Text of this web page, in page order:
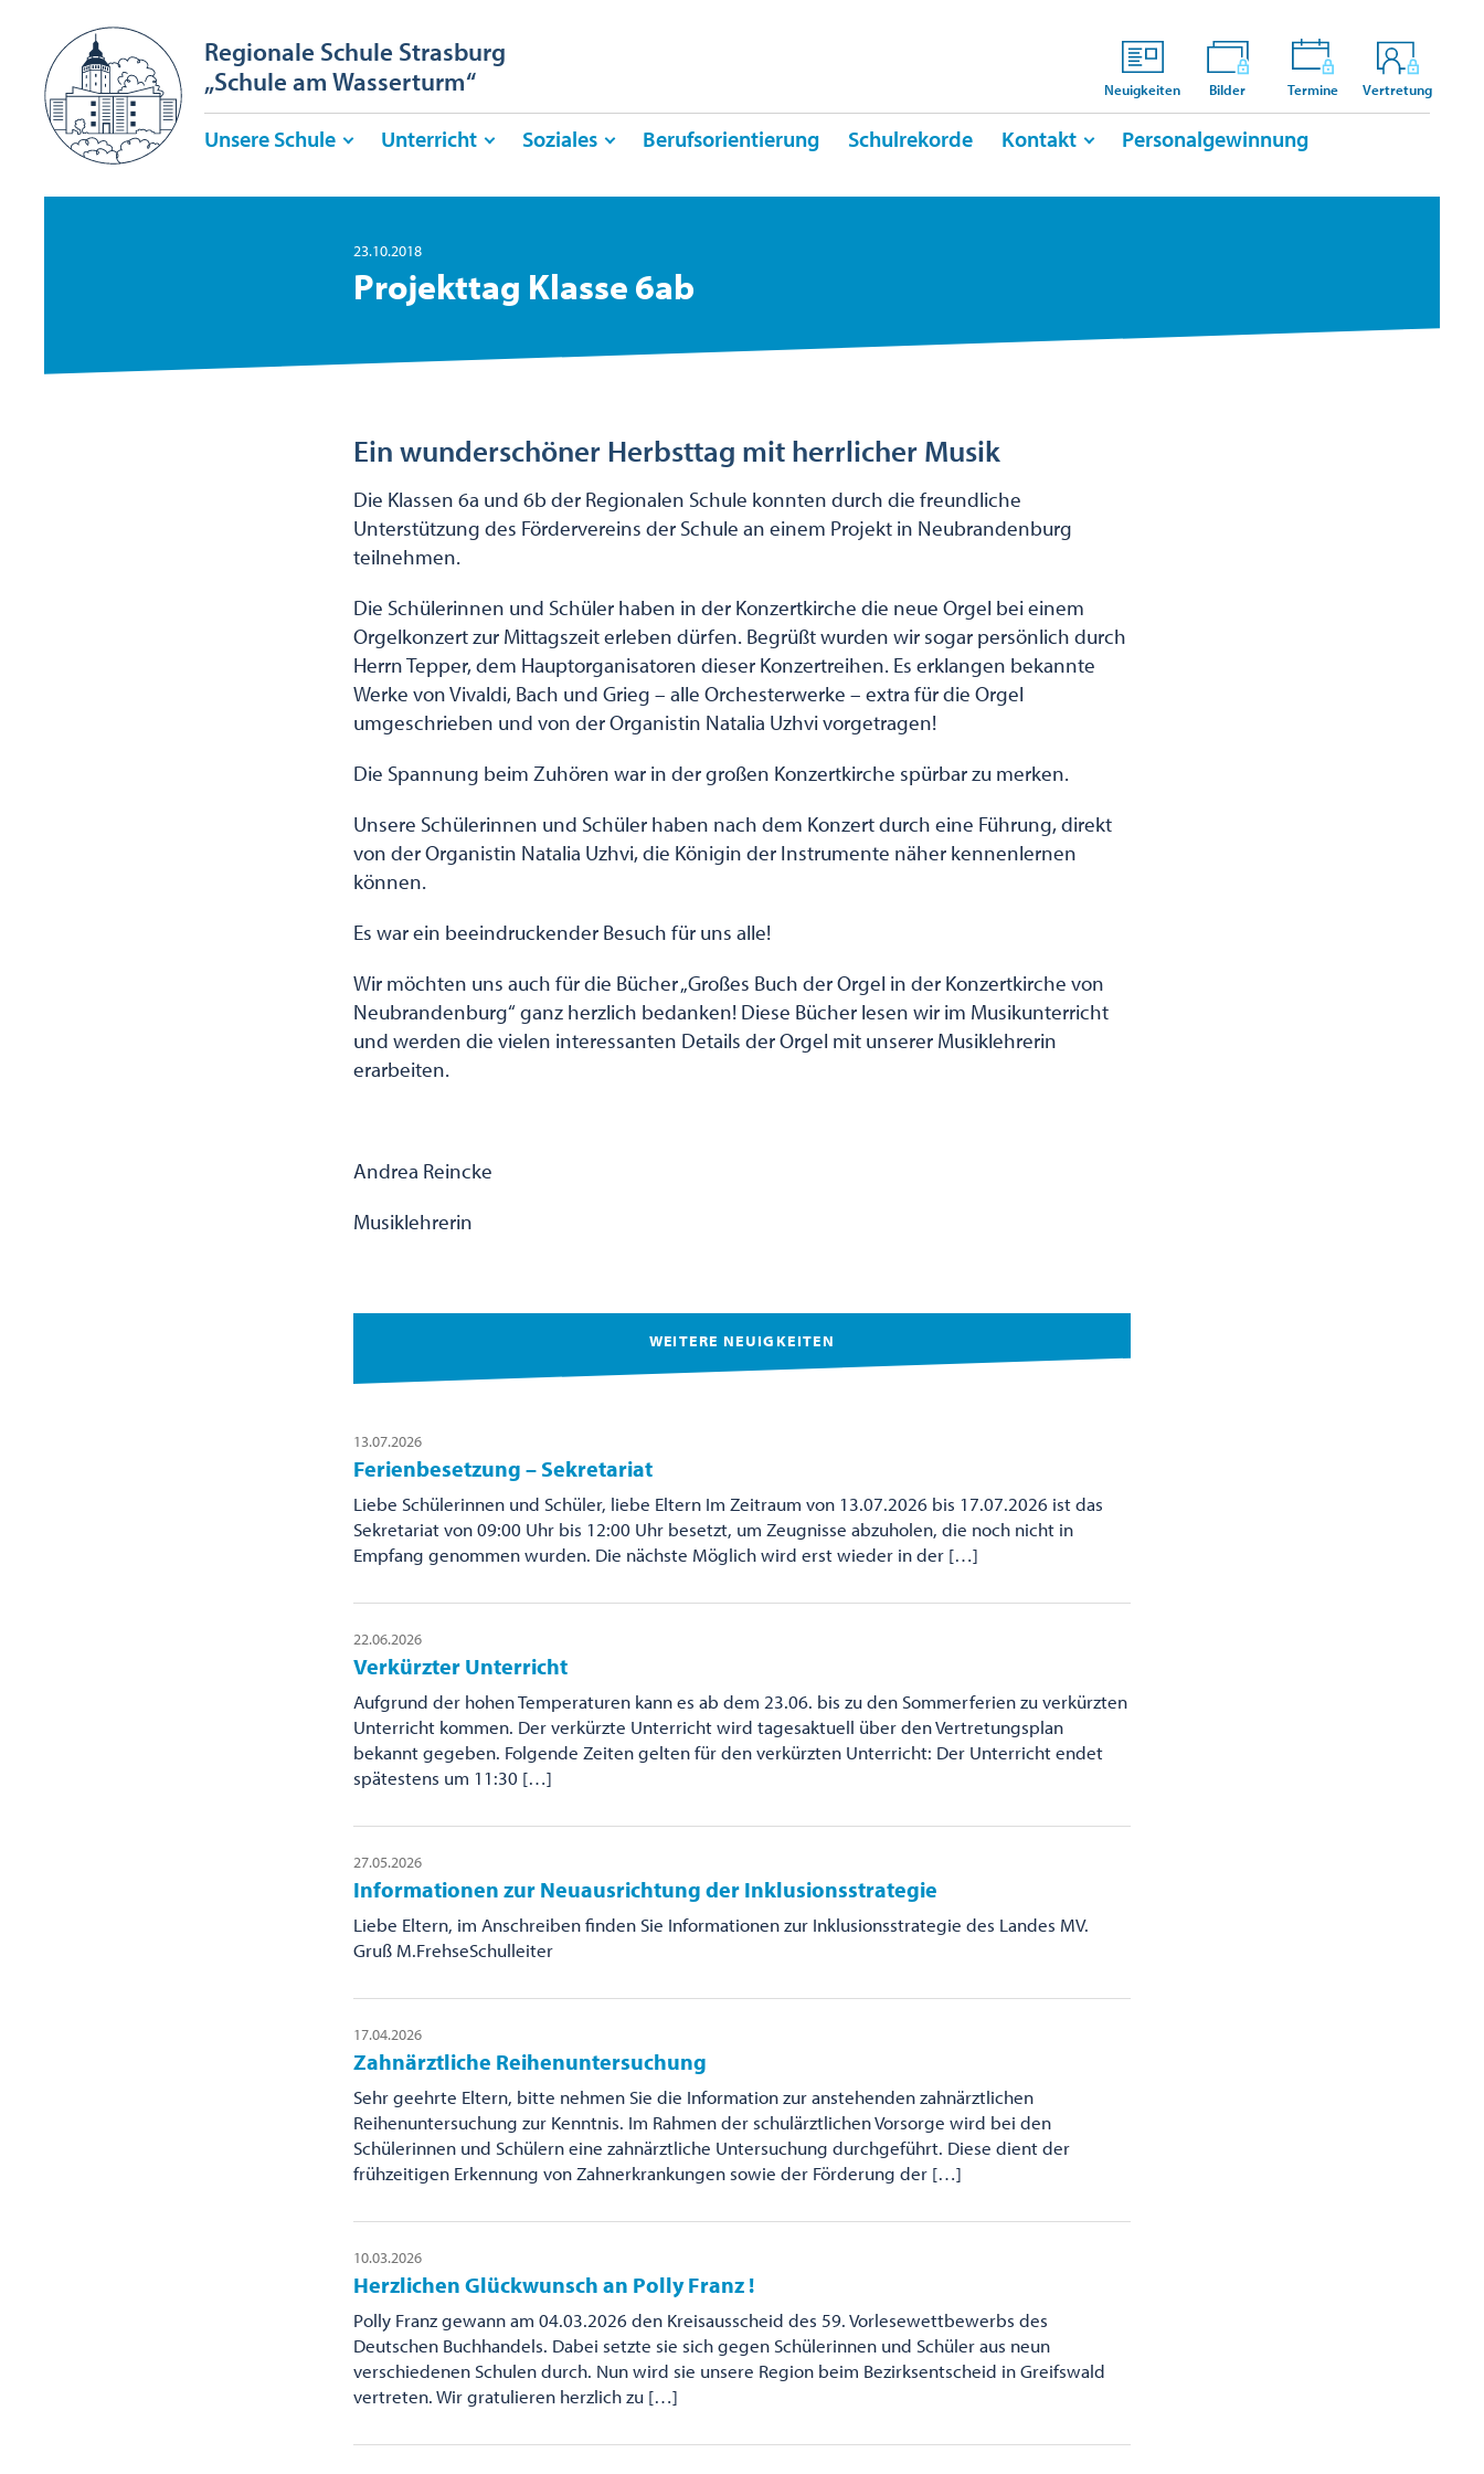
Neuigkeiten Bilder Termine Vertretung
Regionale Schule Strasburg
„Schule am Wasserturm“
Unsere Schule Unterricht Soziales Berufsorientierung Schulrekorde Kontakt Personalgewinnung
23.10.2018
Projekttag Klasse 6ab
Ein wunderschöner Herbsttag mit herrlicher Musik
Die Klassen 6a und 6b der Regionalen Schule konnten durch die freundliche
Unterstützung des Fördervereins der Schule an einem Projekt in Neubrandenburg
teilnehmen.
Die Schülerinnen und Schüler haben in der Konzertkirche die neue Orgel bei einem
Orgelkonzert zur Mittagszeit erleben dürfen. Begrüßt wurden wir sogar persönlich durch
Herrn Tepper, dem Hauptorganisatoren dieser Konzertreihen. Es erklangen bekannte
Werke von Vivaldi, Bach und Grieg – alle Orchesterwerke – extra für die Orgel
umgeschrieben und von der Organistin Natalia Uzhvi vorgetragen!
Die Spannung beim Zuhören war in der großen Konzertkirche spürbar zu merken.
Unsere Schülerinnen und Schüler haben nach dem Konzert durch eine Führung, direkt
von der Organistin Natalia Uzhvi, die Königin der Instrumente näher kennenlernen
können.
Es war ein beeindruckender Besuch für uns alle!
Wir möchten uns auch für die Bücher „Großes Buch der Orgel in der Konzertkirche von
Neubrandenburg“ ganz herzlich bedanken! Diese Bücher lesen wir im Musikunterricht
und werden die vielen interessanten Details der Orgel mit unserer Musiklehrerin
erarbeiten.
Andrea Reincke
Musiklehrerin
WEITERE NEUIGKEITEN
13.07.2026
Ferienbesetzung – Sekretariat
Liebe Schülerinnen und Schüler, liebe Eltern Im Zeitraum von 13.07.2026 bis 17.07.2026 ist das
Sekretariat von 09:00 Uhr bis 12:00 Uhr besetzt, um Zeugnisse abzuholen, die noch nicht in
Empfang genommen wurden. Die nächste Möglich wird erst wieder in der […]
22.06.2026
Verkürzter Unterricht
Aufgrund der hohen Temperaturen kann es ab dem 23.06. bis zu den Sommerferien zu verkürzten
Unterricht kommen. Der verkürzte Unterricht wird tagesaktuell über den Vertretungsplan
bekannt gegeben. Folgende Zeiten gelten für den verkürzten Unterricht: Der Unterricht endet
spätestens um 11:30 […]
27.05.2026
Informationen zur Neuausrichtung der Inklusionsstrategie
Liebe Eltern, im Anschreiben finden Sie Informationen zur Inklusionsstrategie des Landes MV.
Gruß M.FrehseSchulleiter
17.04.2026
Zahnärztliche Reihenuntersuchung
Sehr geehrte Eltern, bitte nehmen Sie die Information zur anstehenden zahnärztlichen
Reihenuntersuchung zur Kenntnis. Im Rahmen der schulärztlichen Vorsorge wird bei den
Schülerinnen und Schülern eine zahnärztliche Untersuchung durchgeführt. Diese dient der
frühzeitigen Erkennung von Zahnerkrankungen sowie der Förderung der […]
10.03.2026
Herzlichen Glückwunsch an Polly Franz !
Polly Franz gewann am 04.03.2026 den Kreisausscheid des 59. Vorlesewettbewerbs des
Deutschen Buchhandels. Dabei setzte sie sich gegen Schülerinnen und Schüler aus neun
verschiedenen Schulen durch. Nun wird sie unsere Region beim Bezirksentscheid in Greifswald
vertreten. Wir gratulieren herzlich zu […]